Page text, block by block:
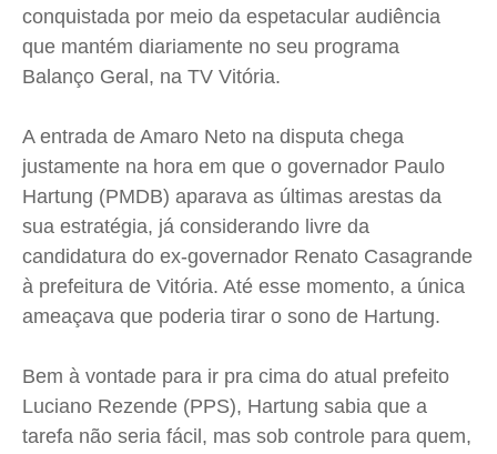
Termos de Uso
Privacidade
Termos de Uso
Privacidade
Termos de Uso
Privacidade
Termos de Uso
Privacidade
conquistada por meio da espetacular audiência
que mantém diariamente no seu programa
Balanço Geral, na TV Vitória.
A entrada de Amaro Neto na disputa chega
justamente na hora em que o governador Paulo
Hartung (PMDB) aparava as últimas arestas da
sua estratégia, já considerando livre da
candidatura do ex-governador Renato Casagrande
à prefeitura de Vitória. Até esse momento, a única
ameaçava que poderia tirar o sono de Hartung.
Bem à vontade para ir pra cima do atual prefeito
Luciano Rezende (PPS), Hartung sabia que a
tarefa não seria fácil, mas sob controle para quem,